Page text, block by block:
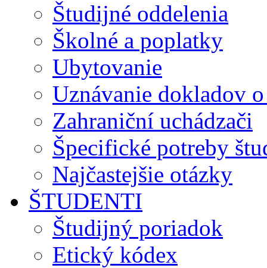
Študijné oddelenia
Školné a poplatky
Ubytovanie
Uznávanie dokladov
Zahraniční uchádzači
Špecifické potreby
Najčastejšie otázky
ŠTUDENTI
Študijný poriadok
Etický kódex